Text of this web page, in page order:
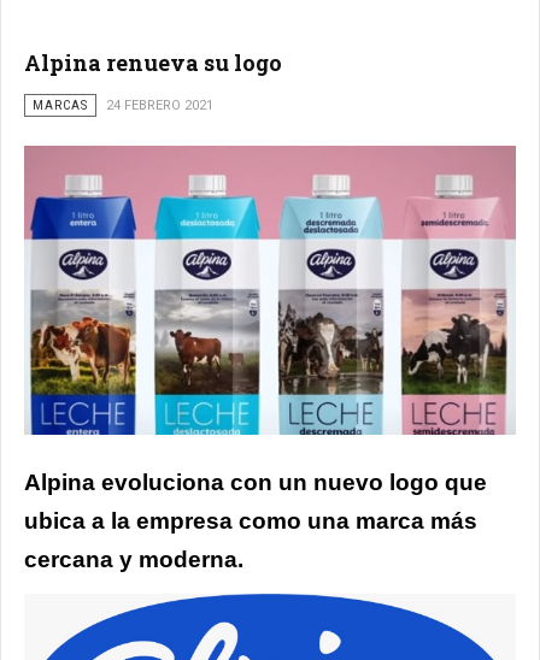
Alpina renueva su logo
MARCAS 24 FEBRERO 2021
Alpina evoluciona con un nuevo logo que
ubica a la empresa como una marca más
cercana y moderna.